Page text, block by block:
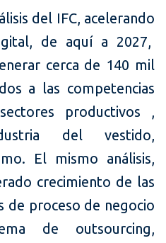
del IFC, acelerando
de aquí a 2027,
cerca de 140 mil
a las competencias
productivos ,
del vestido,
El mismo análisis,
crecimiento de las
de proceso de negocio
de outsourcing,